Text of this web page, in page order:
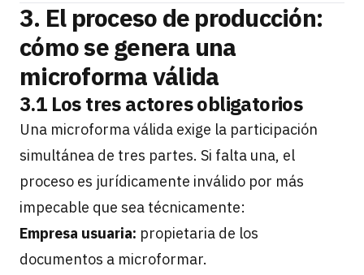
3. El proceso de producción:
cómo se genera una
microforma válida
3.1 Los tres actores obligatorios
Una microforma válida exige la participación
simultánea de tres partes. Si falta una, el
proceso es jurídicamente inválido por más
impecable que sea técnicamente:
Empresa usuaria: propietaria de los
documentos a microformar.